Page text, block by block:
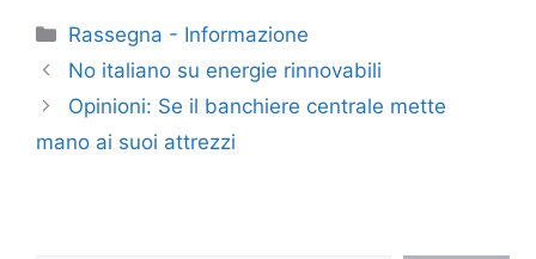
Categorie
Rassegna - Informazione
No italiano su energie rinnovabili
Opinioni: Se il banchiere centrale mette
mano ai suoi attrezzi